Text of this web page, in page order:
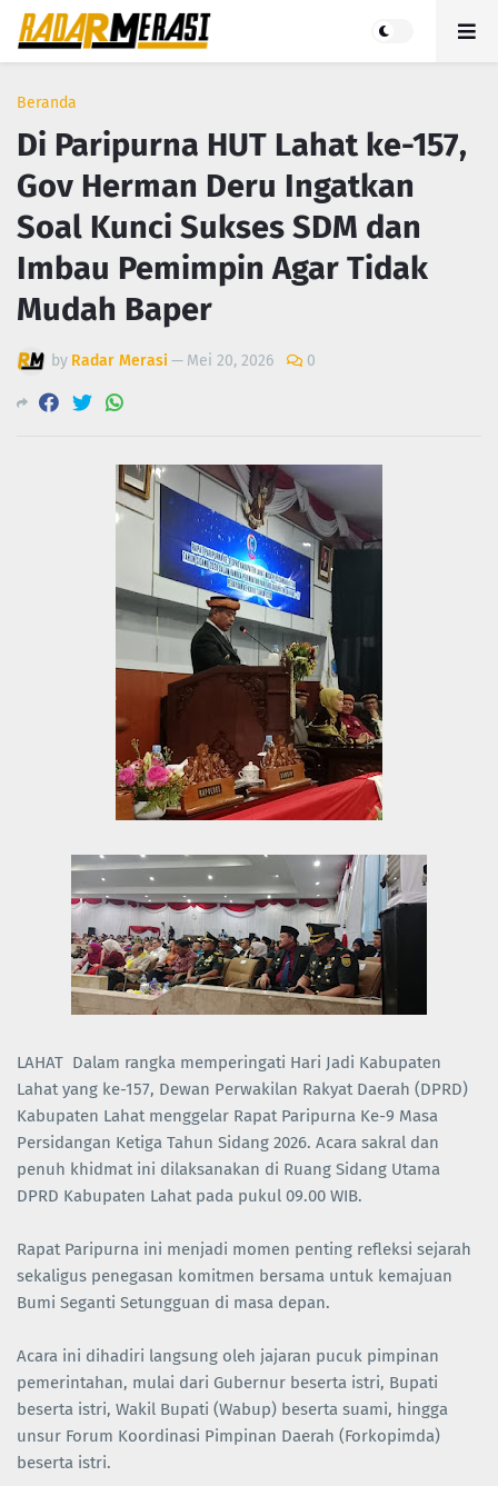
Beranda
Di Paripurna HUT Lahat ke-157,
Gov Herman Deru Ingatkan
Soal Kunci Sukses SDM dan
Imbau Pemimpin Agar Tidak
Mudah Baper
by Radar Merasi — Mei 20, 2026 0
LAHAT Dalam rangka memperingati Hari Jadi Kabupaten
Lahat yang ke-157, Dewan Perwakilan Rakyat Daerah (DPRD)
Kabupaten Lahat menggelar Rapat Paripurna Ke-9 Masa
Persidangan Ketiga Tahun Sidang 2026. Acara sakral dan
penuh khidmat ini dilaksanakan di Ruang Sidang Utama
DPRD Kabupaten Lahat pada pukul 09.00 WIB.
Rapat Paripurna ini menjadi momen penting refleksi sejarah
sekaligus penegasan komitmen bersama untuk kemajuan
Bumi Seganti Setungguan di masa depan.
Acara ini dihadiri langsung oleh jajaran pucuk pimpinan
pemerintahan, mulai dari Gubernur beserta istri, Bupati
beserta istri, Wakil Bupati (Wabup) beserta suami, hingga
unsur Forum Koordinasi Pimpinan Daerah (Forkopimda)
beserta istri.